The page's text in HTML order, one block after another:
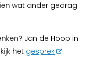
wat ander gedrag
Jan de Hoop in
het gesprek .